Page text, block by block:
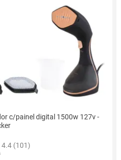
c/painel digital 1500w 127v -
4.4 (101)